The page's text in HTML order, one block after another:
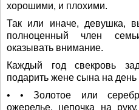
хорошими, и плохими.
Так или иначе, девушка,
полноценный член
оказывать внимание.
Каждый год свекровь
подарить жене сына на
• • Золотое или
ожерелье, цепочка на